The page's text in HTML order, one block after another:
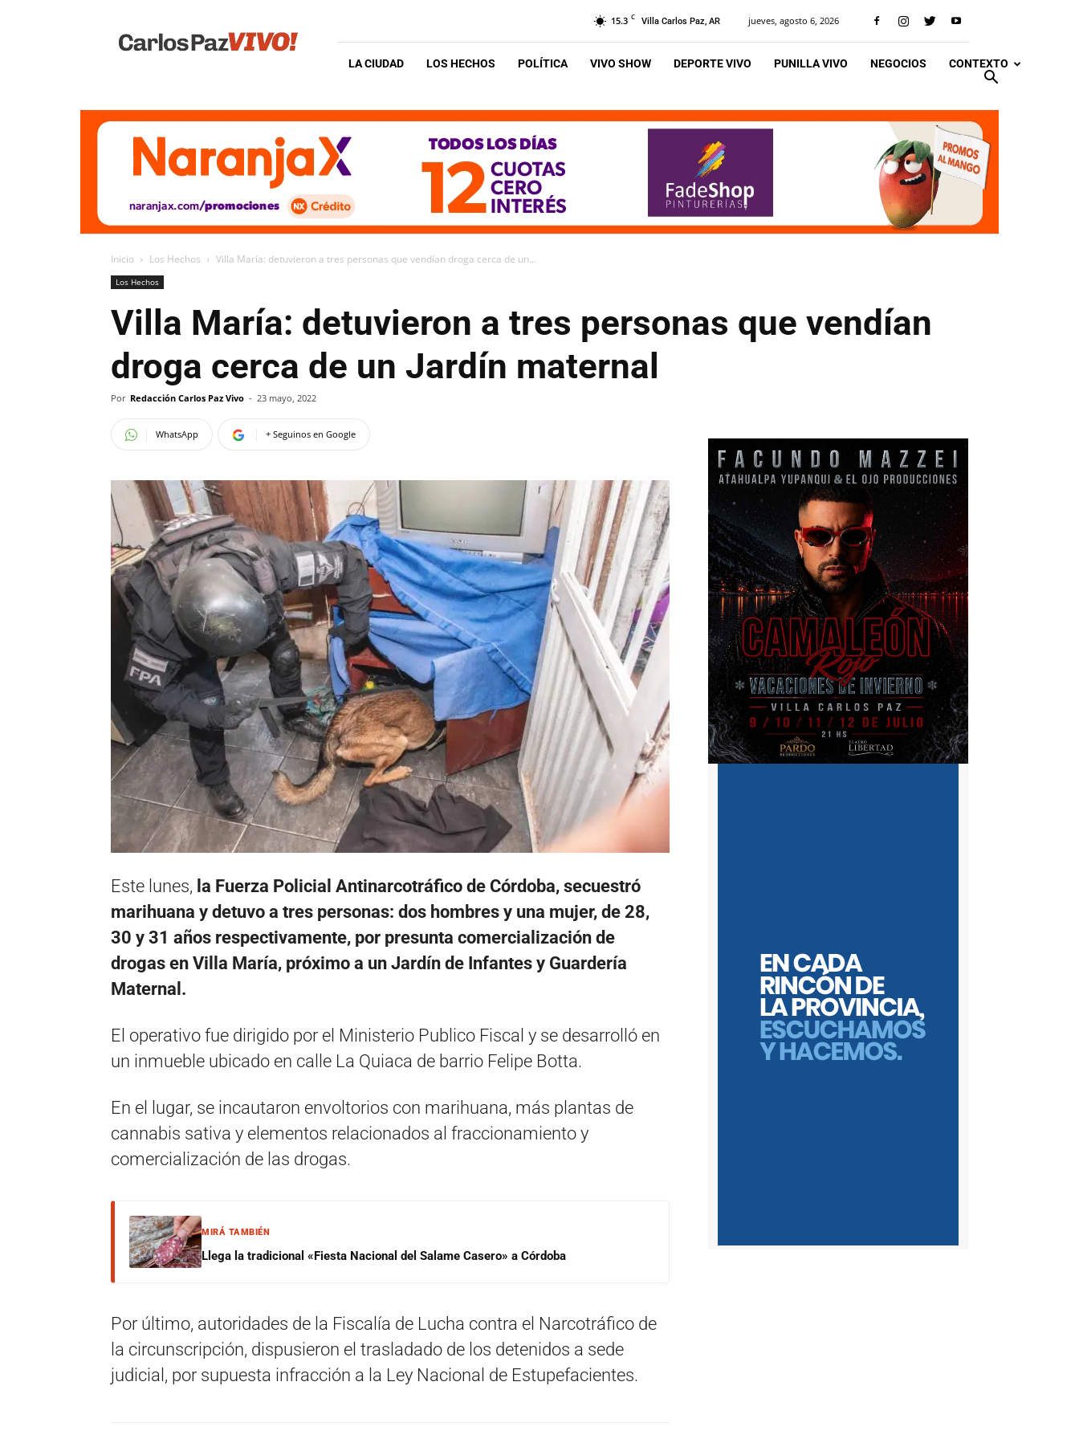
Vivo
15.3 C Villa Carlos Paz, AR jueves, agosto 6, 2026
LA CIUDAD LOS HECHOS POLÍTICA VIVO SHOW DEPORTE VIVO PUNILLA VIVO NEGOCIOS CONTEXTO
Inicio Los Hechos Villa María: detuvieron a tres personas que vendían droga cerca de un...
Los Hechos
Villa María: detuvieron a tres personas que vendían
droga cerca de un Jardín maternal
Por Redacción Carlos Paz Vivo - 23 mayo, 2022
WhatsApp + Seguinos en Google
Este lunes, la Fuerza Policial Antinarcotráfico de Córdoba, secuestró
marihuana y detuvo a tres personas: dos hombres y una mujer, de 28,
30 y 31 años respectivamente, por presunta comercialización de
drogas en Villa María, próximo a un Jardín de Infantes y Guardería
Maternal.
El operativo fue dirigido por el Ministerio Publico Fiscal y se desarrolló en
un inmueble ubicado en calle La Quiaca de barrio Felipe Botta.
En el lugar, se incautaron envoltorios con marihuana, más plantas de
cannabis sativa y elementos relacionados al fraccionamiento y
comercialización de las drogas.
MIRÁ TAMBIÉN
Llega la tradicional «Fiesta Nacional del Salame Casero» a Córdoba
Por último, autoridades de la Fiscalía de Lucha contra el Narcotráfico de
la circunscripción, dispusieron el trasladado de los detenidos a sede
judicial, por supuesta infracción a la Ley Nacional de Estupefacientes.